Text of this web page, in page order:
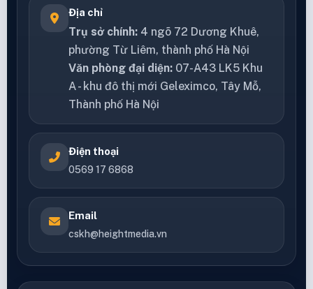
Địa chỉ
Trụ sở chính: 4 ngõ 72 Dương Khuê,
phường Từ Liêm, thành phố Hà Nội
Văn phòng đại diện: 07-A43 LK5 Khu
A - khu đô thị mới Geleximco, Tây Mỗ,
Thành phố Hà Nội
Điện thoại
0569 17 6868
Email
cskh@heightmedia.vn